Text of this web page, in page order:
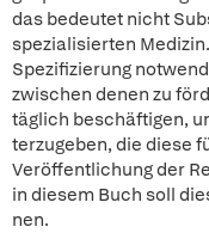
das bedeutet nicht
spezialisierten
Spezifizierung
zwischen denen zu
täglich beschäftigen,
terzugeben, die diese
Veröffentlichung der
in diesem Buch soll
nen.